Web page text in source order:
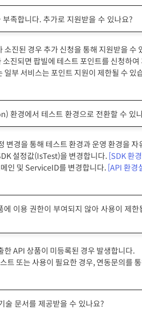
족합니다. 추가로 지원받을 수 있나요?
소진된 경우 추가 신청을 통해 지원받을
진되면 팝빌에 테스트 포인트를 신청하
일부 서비스는 포인트 지원이 제한될 수 있
환경에서 테스트 환경으로 전환할 수 있
변경을 통해 테스트 환경과 운영 환경을
설정값(IsTest)을 변경합니다.[SDK 환
인 및 ServiceID를 변경합니다.[API 환경
에 이용 권한이 부여되지 않아 사용이 제
한 API 상품이 미등록된 경우 발생합니다.
트 또는 사용이 필요한 경우, 연동문의를
술 문서를 제공받을 수 있나요?